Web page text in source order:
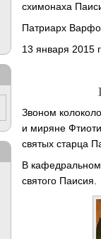
схимонаха
Патриарх
13 января 2015
Звоном
и миряне
святых старца
В
святого Паисия.